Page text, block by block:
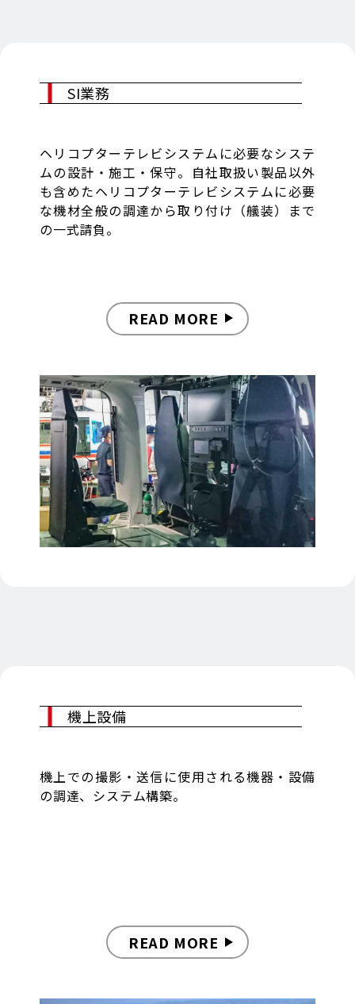
SI業務
ヘリコプターテレビシステムに必要なシステ
ムの設計・施工・保守。自社取扱い製品以外
も含めたヘリコプターテレビシステムに必要
な機材全般の調達から取り付け（艤装）まで
の一式請負。
READ MORE
機上設備
機上での撮影・送信に使用される機器・設備
の調達、システム構築。
READ MORE